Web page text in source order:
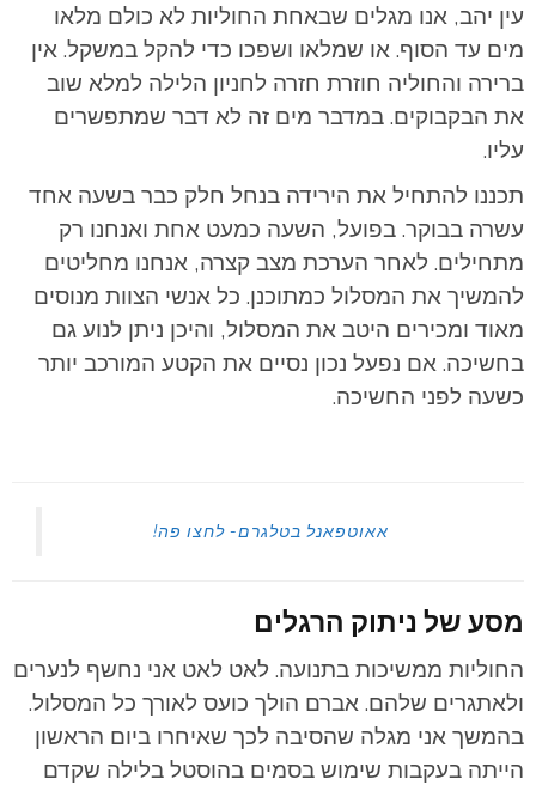
עין יהב, אנו מגלים שבאחת החוליות לא כולם מלאו
מים עד הסוף. או שמלאו ושפכו כדי להקל במשקל. אין
ברירה והחוליה חוזרת חזרה לחניון הלילה למלא שוב
את הבקבוקים. במדבר מים זה לא דבר שמתפשרים
עליו.
תכננו להתחיל את הירידה בנחל חלק כבר בשעה אחד
עשרה בבוקר. בפועל, השעה כמעט אחת ואנחנו רק
מתחילים. לאחר הערכת מצב קצרה, אנחנו מחליטים
להמשיך את המסלול כמתוכנן. כל אנשי הצוות מנוסים
מאוד ומכירים היטב את המסלול, והיכן ניתן לנוע גם
בחשיכה. אם נפעל נכון נסיים את הקטע המורכב יותר
כשעה לפני החשיכה.
אאוטפאנל בטלגרם- לחצו פה!
מסע של ניתוק הרגלים
החוליות ממשיכות בתנועה. לאט לאט אני נחשף לנערים
ולאתגרים שלהם. אברם הולך כועס לאורך כל המסלול.
בהמשך אני מגלה שהסיבה לכך שאיחרו ביום הראשון
הייתה בעקבות שימוש בסמים בהוסטל בלילה שקדם